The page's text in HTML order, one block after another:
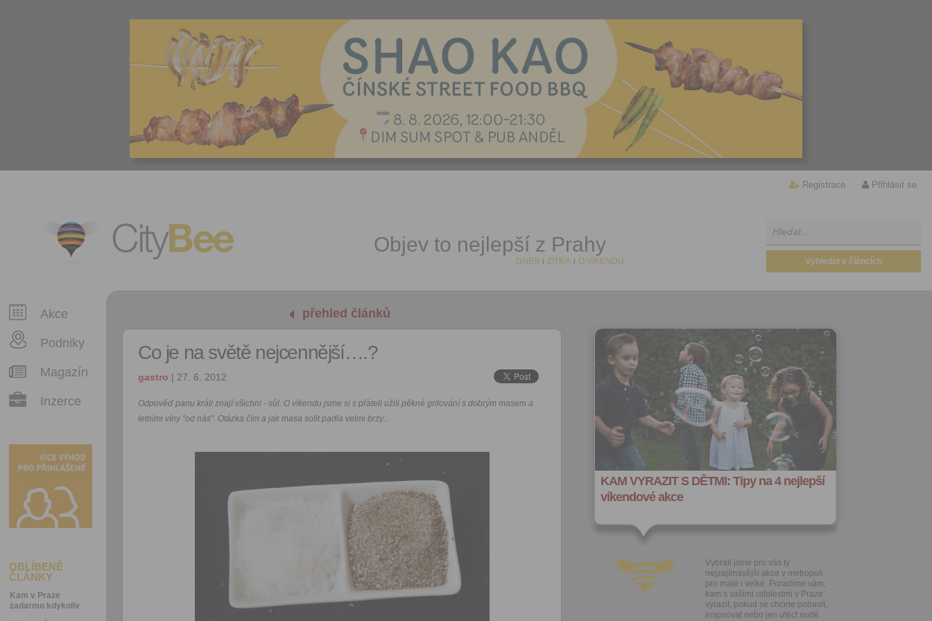
Registrace Přihlásit se
CityBee Objev to nejlepší z Prahy
DNES i ZÍTRA i O VÍKENDU
Akce
Podniky
Magazín
Inzerce
OBLÍBENÉ
ČLÁNKY
Kam v Praze
zadarmo kdykoliv
přehled článků
Co je na světě nejcennější….?
gastro | 27. 6. 2012
Odpověď panu králi znají všichni - sůl. O víkendu jsme si s přáteli užili pěkné grilování s dobrým masem a
letními víny "od nás". Otázka čím a jak masa solit padla velmi brzy...
KAM VYRAZIT S DĚTMI: Tipy na 4 nejlepší
víkendové akce
Vybrali jsme pro vás ty
nejzajímavější akce v metropoli
pro malé i velké. Poradíme vám,
kam s vašimi ratolestmi v Praze
vyrazit, pokud se chcete pobavit,
inspirovat nebo jen utéct nudě